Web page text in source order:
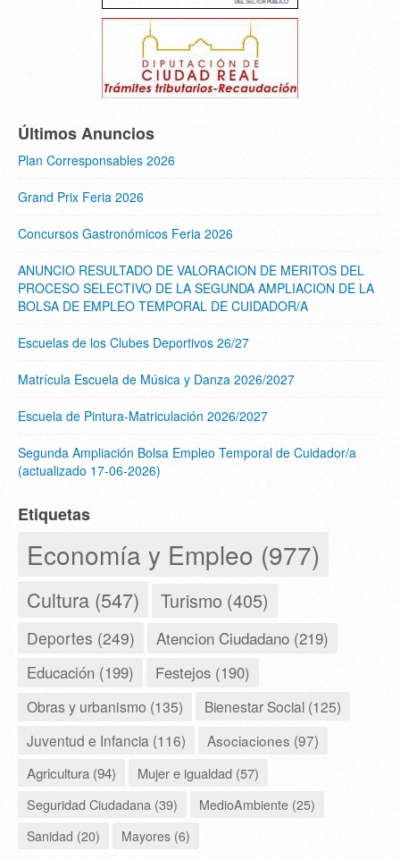
Últimos Anuncios
Plan Corresponsables 2026
Grand Prix Feria 2026
Concursos Gastronómicos Feria 2026
ANUNCIO RESULTADO DE VALORACION DE MERITOS DEL
PROCESO SELECTIVO DE LA SEGUNDA AMPLIACION DE LA
BOLSA DE EMPLEO TEMPORAL DE CUIDADOR/A
Escuelas de los Clubes Deportivos 26/27
Matrícula Escuela de Música y Danza 2026/2027
Escuela de Pintura-Matriculación 2026/2027
Segunda Ampliación Bolsa Empleo Temporal de Cuidador/a
(actualizado 17-06-2026)
Etiquetas
Economía y Empleo (977)
Cultura (547) Turismo (405)
Deportes (249) Atencion Ciudadano (219)
Educación (199) Festejos (190)
Obras y urbanismo (135)
Bienestar Social (125)
Juventud e Infancia (116)
Asociaciones (97)
Agricultura (94)
Mujer e igualdad (57)
Seguridad Ciudadana (39)
MedioAmbiente (25)
Sanidad (20)
Mayores (6)